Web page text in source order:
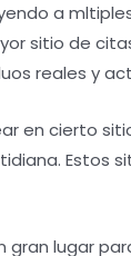
a
sitio de
reales y
en cierto
Estos
gran lugar